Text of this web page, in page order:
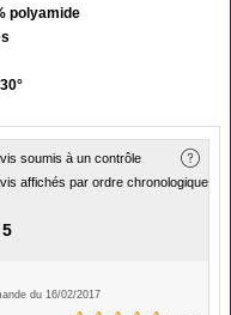
polyamide
soumis à un contrôle
affichés par ordre chronologique
du 16/02/2017